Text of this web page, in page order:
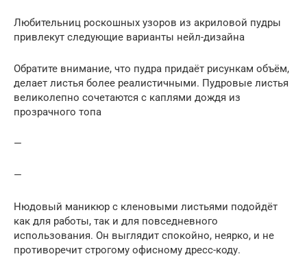
Любительниц роскошных узоров из акриловой пудры
привлекут следующие варианты нейл-дизайна
Обратите внимание, что пудра придаёт рисункам объём,
делает листья более реалистичными. Пудровые листья
великолепно сочетаются с каплями дождя из
прозрачного топа
—
—
Нюдовый маникюр с кленовыми листьями подойдёт
как для работы, так и для повседневного
использования. Он выглядит спокойно, неярко, и не
противоречит строгому офисному дресс-коду.